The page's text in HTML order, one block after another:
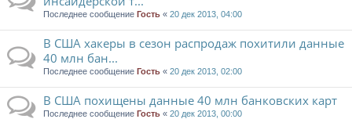
Последнее сообщение Гость « 20 дек 2013, 04:00
В США хакеры в сезон распродаж похитили данные
40 млн бан...
Последнее сообщение Гость « 20 дек 2013, 02:00
В США похищены данные 40 млн банковских карт
Последнее сообщение Гость « 20 дек 2013, 00:00